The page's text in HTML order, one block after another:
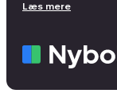
Læs mere